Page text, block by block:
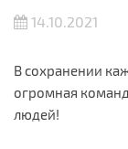
14.10.2021
В сохранении
огромная
людей!